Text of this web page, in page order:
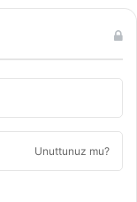
Unuttunuz mu?